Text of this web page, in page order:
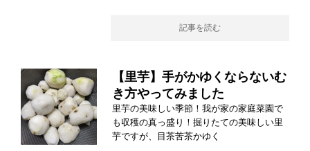
記事を読む
【里芋】手がかゆくならないむ
き方やってみました
里芋の美味しい季節！我が家の家庭菜園で
も収穫の真っ盛り！掘りたての美味しい里
芋ですが、目茶苦茶かゆく